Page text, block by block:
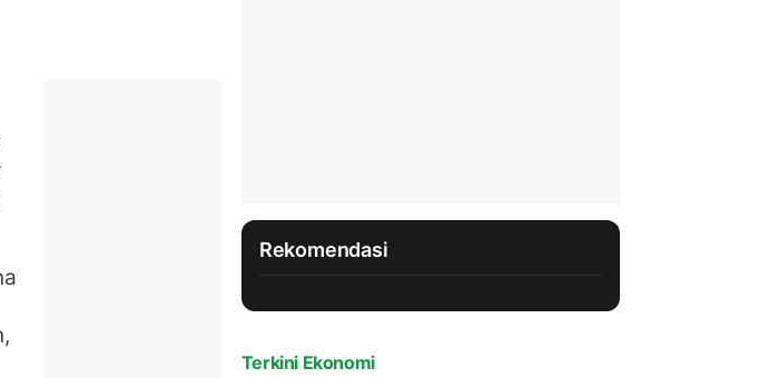
Rekomendasi
Terkini Ekonomi